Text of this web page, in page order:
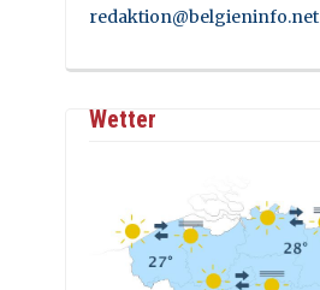
redaktion@belgieninfo.net
Wetter